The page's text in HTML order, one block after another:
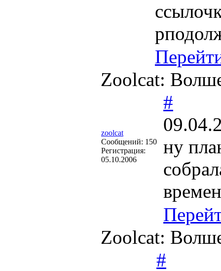
Zoolcat:
zoolcat
Cообщений: 150
Регистрация:
05.10.2006
#
ну
Zoolcat:
#